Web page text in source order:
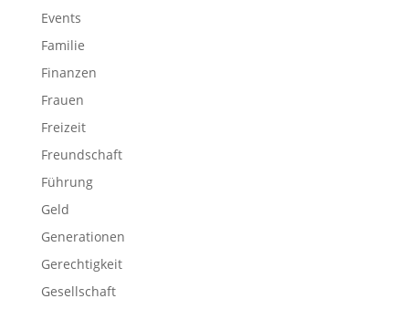
Events
Familie
Finanzen
Frauen
Freizeit
Freundschaft
Führung
Geld
Generationen
Gerechtigkeit
Gesellschaft